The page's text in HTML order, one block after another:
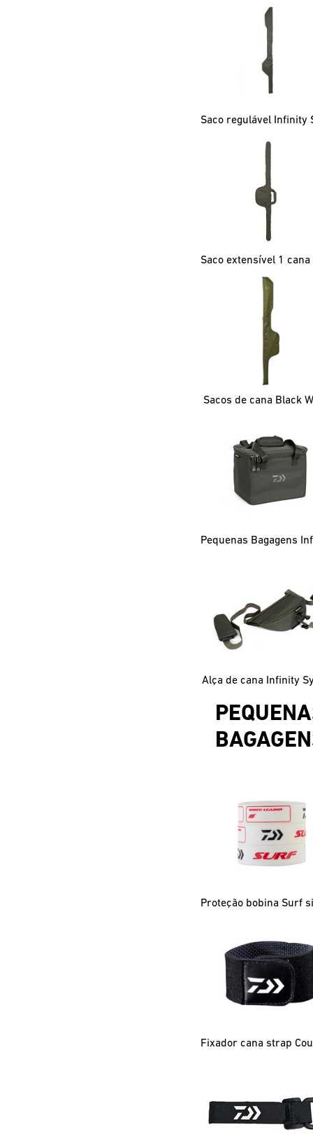
Sacos de cana Black
Alça de cana Infinity